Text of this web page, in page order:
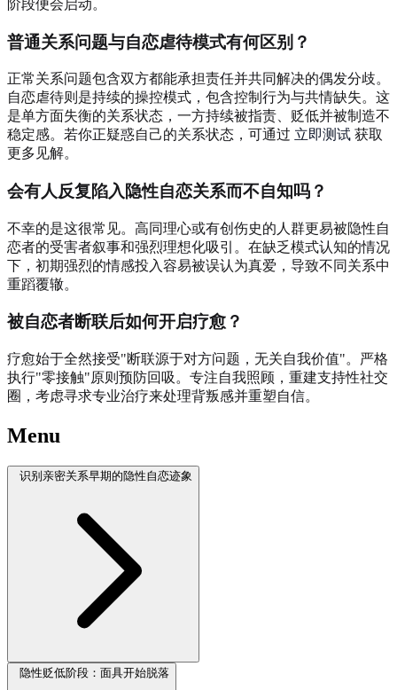
阶段便会启动。
普通关系问题与自恋虐待模式有何区别？
正常关系问题包含双方都能承担责任并共同解决的偶发分歧。
自恋虐待则是持续的操控模式，包含控制行为与共情缺失。这
是单方面失衡的关系状态，一方持续被指责、贬低并被制造不
稳定感。若你正疑惑自己的关系状态，可通过 立即测试 获取
更多见解。
会有人反复陷入隐性自恋关系而不自知吗？
不幸的是这很常见。高同理心或有创伤史的人群更易被隐性自
恋者的受害者叙事和强烈理想化吸引。在缺乏模式认知的情况
下，初期强烈的情感投入容易被误认为真爱，导致不同关系中
重蹈覆辙。
被自恋者断联后如何开启疗愈？
疗愈始于全然接受"断联源于对方问题，无关自我价值"。严格
执行"零接触"原则预防回吸。专注自我照顾，重建支持性社交
圈，考虑寻求专业治疗来处理背叛感并重塑自信。
Menu
识别亲密关系早期的隐性自恋迹象
隐性贬低阶段：面具开始脱落